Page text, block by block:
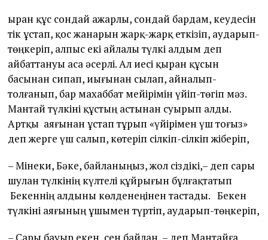
Қыран құс сондай ажарлы, сондай бардам, кеудесін
тік ұстап, қос жанарын жарқ-жарқ еткізіп, аударып-
төңкеріп, алпыс екі айлалы түлкі алдым деп
айбаттануы аса әсерлі. Ал иесі қыран құсын
басынан сипап, иығынан сылап, айналып-
толғанып, бар махаббат мейірімін үйіп-төгіп мәз.
Мантай түлкіні құстың астынан суырып алды.
Артқы аяғынан ұстап тұрып «үйірімен үш тоғыз»
деп жерге үш салып, көтеріп сілкіп-сілкіп жіберіп,
– Мінеки, Бәке, байланыңыз, жол сіздікі,– деп сары
шулан түлкінің күлтелі құйрығын бұлғақтатып
Бекеннің алдыны көлденеңінен тастады. Бекен
түлкіні аяғының ұшымен түртіп, аударып-төңкеріп,